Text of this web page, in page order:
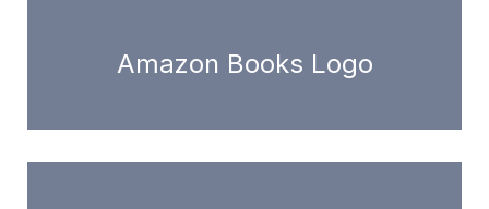
Amazon Books Logo